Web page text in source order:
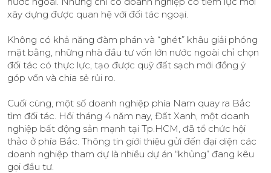
xây dựng được quan hệ với đối tác ngoại.
Không có khả năng đàm phán và “ghét” khâu giải phóng
mặt bằng, những nhà đầu tư vốn lớn nước ngoài chỉ chọn
đối tác có thực lực, tạo được quỹ đất sạch mới đồng ý
góp vốn và chia sẻ rủi ro.
Cuối cùng, một số doanh nghiệp phía Nam quay ra Bắc
tìm đối tác. Hồi tháng 4 năm nay, Đất Xanh, một doanh
nghiệp bất động sản mạnh tại Tp.HCM, đã tổ chức hội
thảo ở phía Bắc. Thông tin giới thiệu gửi đến đại diện các
doanh nghiệp tham dự là nhiều dự án “khủng” đang kêu
gọi đầu tư.